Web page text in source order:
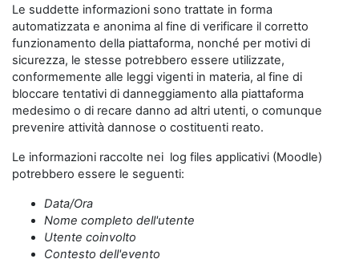
Le suddette informazioni sono trattate in forma
automatizzata e anonima al fine di verificare il corretto
funzionamento della piattaforma, nonché per motivi di
sicurezza, le stesse potrebbero essere utilizzate,
conformemente alle leggi vigenti in materia, al fine di
bloccare tentativi di danneggiamento alla piattaforma
medesimo o di recare danno ad altri utenti, o comunque
prevenire attività dannose o costituenti reato.
Le informazioni raccolte nei log files applicativi (Moodle)
potrebbero essere le seguenti:
Data/Ora
Nome completo dell'utente
Utente coinvolto
Contesto dell'evento